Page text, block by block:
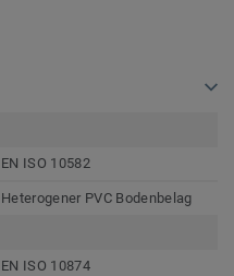
EN ISO 10582
Heterogener PVC Bodenbelag
EN ISO 10874